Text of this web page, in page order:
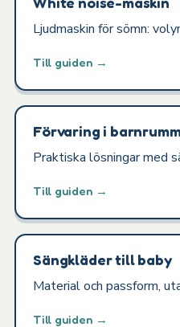
Ljudmaskin för sömn:
Till guiden →
Förvaring i
Praktiska lösningar med
Till guiden →
Sängkläder till baby
Material och passform,
Till guiden →